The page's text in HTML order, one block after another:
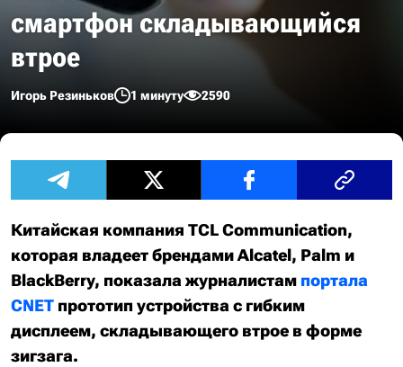
смартфон складывающийся
втрое
Игорь Резиньков 1 минуту 2590
Китайская компания TCL Communication,
которая владеет брендами Alcatel, Palm и
BlackBerry, показала журналистам портала
CNET прототип устройства с гибким
дисплеем, складывающего втрое в форме
зигзага.